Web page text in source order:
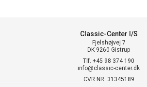
Classic-Center I/S
Fjelshøjvej 7
DK-9260 Gistrup
Tlf. +45 98 374 190
info@classic-center.dk
CVR NR. 31345189